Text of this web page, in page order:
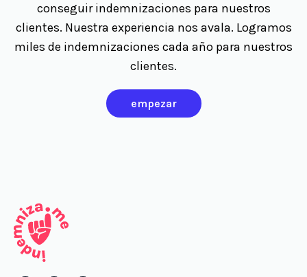
conseguir indemnizaciones para nuestros
clientes. Nuestra experiencia nos avala. Logramos
miles de indemnizaciones cada año para nuestros
clientes.
empezar